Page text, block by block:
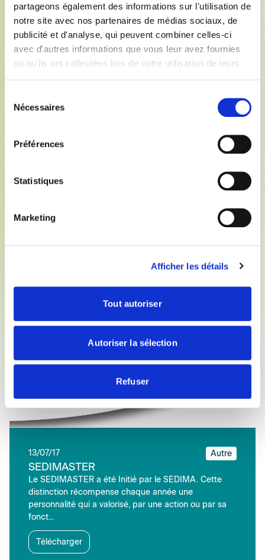
partageons également des informations sur l'utilisation de
notre site avec nos partenaires de médias sociaux, de
publicité et d'analyse, qui peuvent combiner celles-ci
avec d'autres informations que vous leur avez fournies
ou qu'ils ont collectées lors de votre utilisation de leurs
Nécessaires
Préférences
Statistiques
Marketing
Afficher les détails
Tout autoriser
Autoriser la sélection
Refuser
03/03/23 Autre
formation se tiendra en région Pays de la Loire le 23
13/07/17 Autre
SEDIMASTER
Le SEDIMASTER a été Initié par le SEDIMA. Cette
distinction récompense chaque année une
personnalité qui a valorisé, par une action ou par sa
fonct...
Télécharger